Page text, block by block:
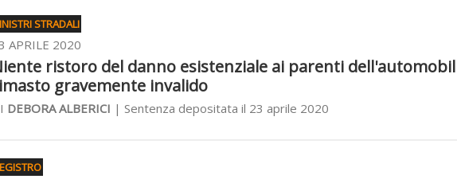
STRADALI
APRILE 2020
ristoro del danno esistenziale ai parenti
gravemente invalido
DEBORA ALBERICI | Sentenza depositata il 23 aprile 2020